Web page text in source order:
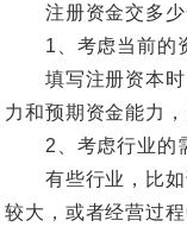
注册资金交多少
1、考虑当前的
填写注册资本时
力和预期资金能力
2、考虑行业的
有些行业，比如
较大，或者经营过